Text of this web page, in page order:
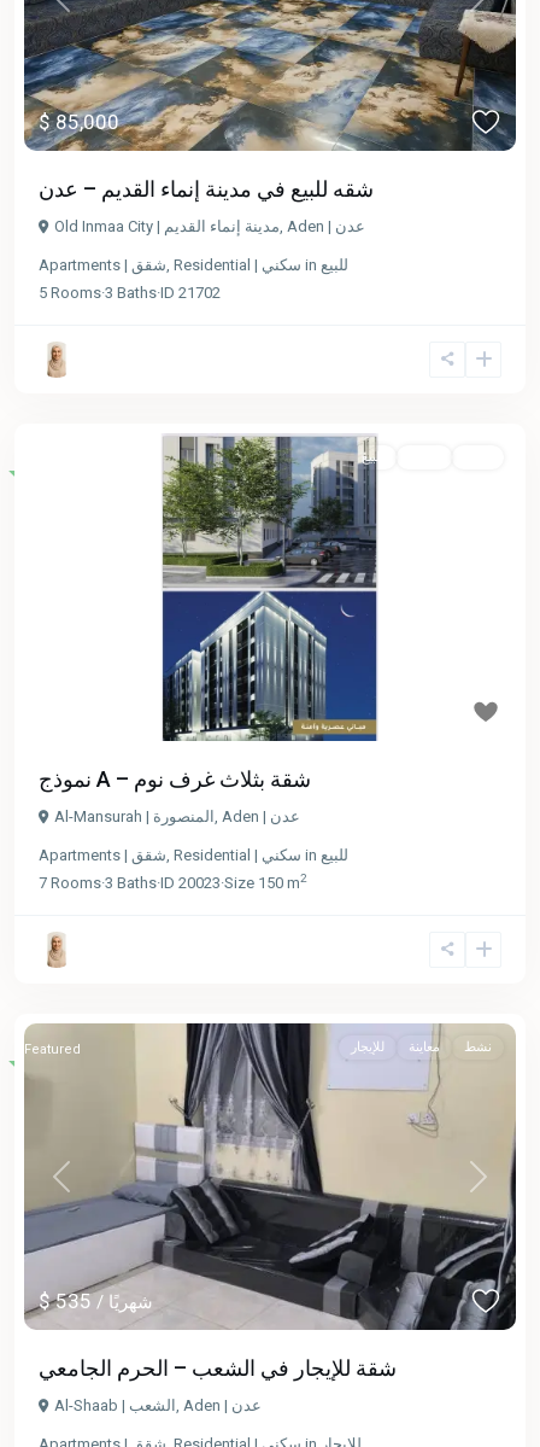
Previous Next
$ 85,000
شقه للبيع في مدينة إنماء القديم – عدن
Old Inmaa City | مدينة إنماء القديم Aden | عدن
Apartments | شقق Residential | سكني in للبيع
5 Rooms·3 Baths·ID 21702
للبيع
نموذج A – شقة بثلاث غرف نوم
Al-Mansurah | المنصورة Aden | عدن
Apartments | شقق Residential | سكني in للبيع
7 Rooms·3 Baths·ID 20023·Size 150 m2
Previous Next
$ 535 / شهريًا
للإيجار معاينة نشط Featured
شقة للإيجار في الشعب – الحرم الجامعي
Al-Shaab | الشعب , Aden | عدن